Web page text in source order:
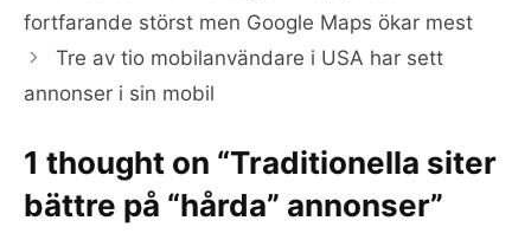
fortfarande störst men Google Maps ökar mest
Tre av tio mobilanvändare i USA har sett
annonser i sin mobil
1 thought on “Traditionella siter
bättre på “hårda” annonser”